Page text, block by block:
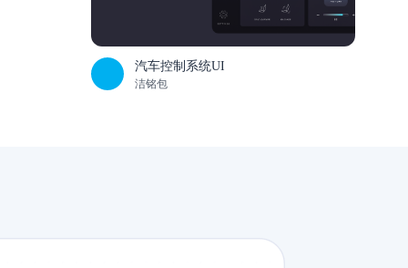
汽车控制系统UI
洁铭包